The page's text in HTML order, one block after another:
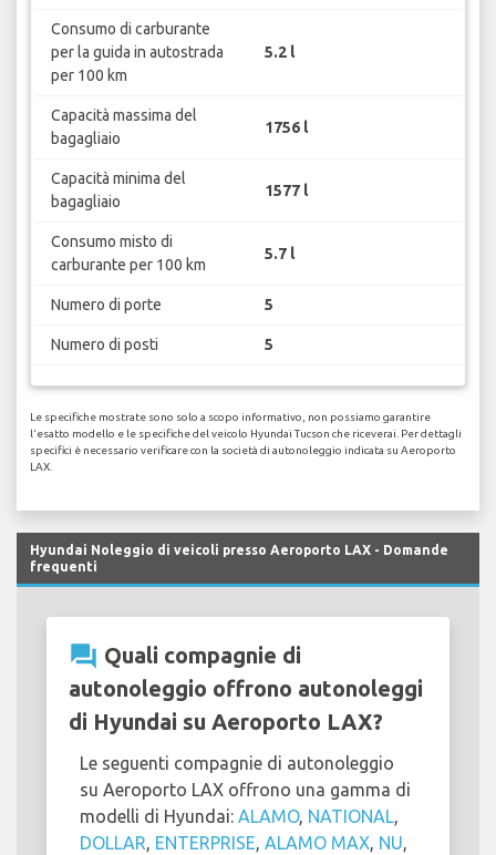
Consumo di carburante
per la guida in autostrada
per 100 km
5.2 l
Capacità massima del
bagagliaio
1756 l
Capacità minima del
bagagliaio
1577 l
Consumo misto di
carburante per 100 km
5.7 l
Numero di porte 5
Numero di posti 5
Le specifiche mostrate sono solo a scopo informativo, non possiamo garantire
l'esatto modello e le specifiche del veicolo Hyundai Tucson che riceverai. Per dettagli
specifici è necessario verificare con la società di autonoleggio indicata su Aeroporto
LAX.
Hyundai Noleggio di veicoli presso Aeroporto LAX - Domande
frequenti
question_answer Quali compagnie di
autonoleggio offrono autonoleggi
di Hyundai su Aeroporto LAX?
Le seguenti compagnie di autonoleggio
su Aeroporto LAX offrono una gamma di
modelli di Hyundai: ALAMO, NATIONAL
DOLLAR ENTERPRISE ALAMO MAX NU